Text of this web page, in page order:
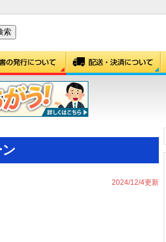
2024/12/4更新